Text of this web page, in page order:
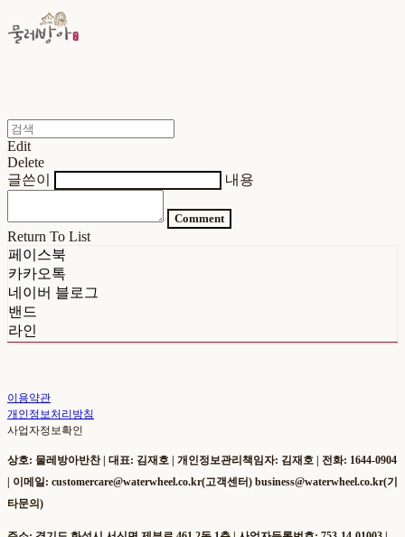
Edit
Delete
글쓴이
내용
Comment
Return To List
페이스북
카카오톡
네이버 블로그
밴드
라인
이용약관
개인정보처리방침
사업자정보확인
상호: 물레방아반찬 | 대표: 김재호 | 개인정보관리책임자: 김재호 | 전화: 1644-0904
| 이메일: customercare@waterwheel.co.kr(고객센터) business@waterwheel.co.kr(기
타문의)